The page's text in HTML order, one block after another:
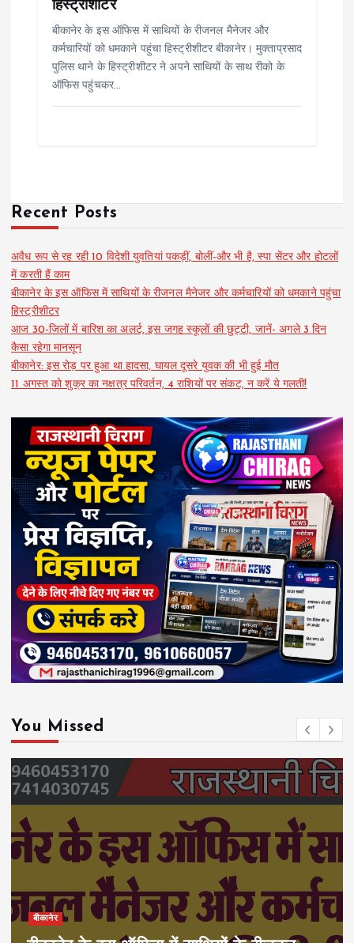
हिस्ट्रीशीटर
बीकानेर के इस ऑफिस में साथियों के रीजनल मैनेजर और
कर्मचारियों को धमकाने पहुंचा हिस्ट्रीशीटर बीकानेर। मुक्ताप्रसाद
पुलिस थाने के हिस्ट्रीशीटर ने अपने साथियों के साथ रीको के
ऑफिस पहुंचकर…
Recent Posts
अवैध रूप से रह रही 10 विदेशी युवतियां पकड़ीं, बोलीं-और भी है, स्पा सेंटर और होटलों
में करती हैं काम
बीकानेर के इस ऑफिस में साथियों के रीजनल मैनेजर और कर्मचारियों को धमकाने पहुंचा
हिस्ट्रीशीटर
आज 30-जिलों में बारिश का अलर्ट, इस जगह स्कूलों की छुट्टी, जानें- अगले 3 दिन
कैसा रहेगा मानसून
बीकानेर: इस रोड़ पर हुआ था हादसा, घायल दूसरे युवक की भी हुई मौत
11 अगस्त को शुक्र का नक्षत्र परिवर्तन, 4 राशियों पर संकट, न करें ये गलती!
You Missed
बीकानेर